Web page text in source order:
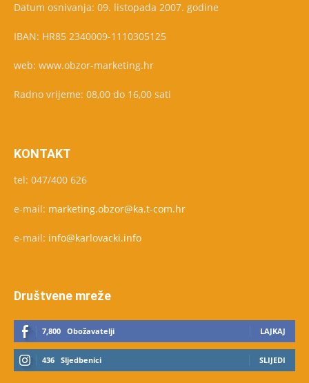
Datum osnivanja: 09. listopada 2007. godine
IBAN: HR85 2340009-1110305125
web: www.obzor-marketing.hr
Radno vrijeme: 08,00 do 16,00 sati
KONTAKT
tel: 047/400 626
e-mail: marketing.obzor@ka.t-com.hr
e-mail: info@karlovacki.info
Društvene mreže
7,800 Obožavatelji LAJKAJ
436 Sljedbenici SLIJEDI